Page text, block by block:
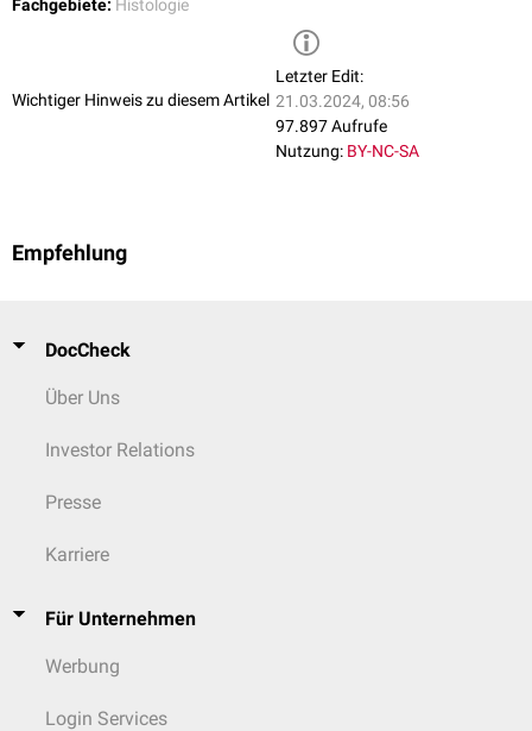
Fachgebiete: Histologie
Wichtiger Hinweis zu diesem Artikel
Letzter Edit:
21.03.2024, 08:56
97.897 Aufrufe
Nutzung: BY-NC-SA
Empfehlung
DocCheck
Über Uns
Investor Relations
Presse
Karriere
Für Unternehmen
Werbung
Login Services